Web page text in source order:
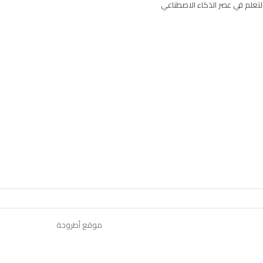
في عصر الذكاء الاصطناعي
موقع أطروحة